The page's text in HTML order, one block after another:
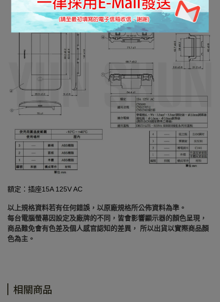
額定：插座15A 125V AC
以上規格資料若有任何錯誤，以原廠規格所公佈資料為準。
每台電腦螢幕因設定及廠牌的不同，皆會影響顯示器的顏色呈現，
商品難免會有色差及個人感官認知的差異， 所以出貨以實際商品顏
色為主。
相關商品